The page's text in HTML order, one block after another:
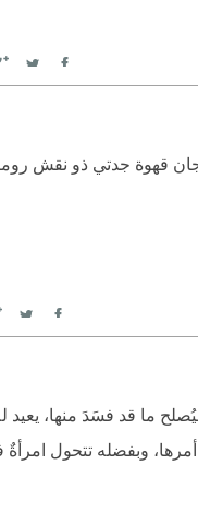
Facebook
قهوة جدتي ذو نقش
ما قد فسَدَ منها، يعيد
وبفضله تتحول